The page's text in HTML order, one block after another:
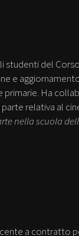
studenti del
e
Ha
relativa al
nella scuola
a contratto